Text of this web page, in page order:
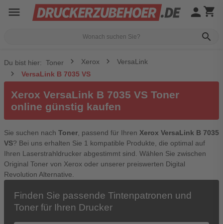
menu
search
person shopping_cart
Du bist hier: Toner Xerox
VersaLink
VersaLink B 7035 VS
Xerox VersaLink B 7035 VS Toner
online günstig kaufen
Sie suchen nach Toner, passend für Ihren Xerox VersaLink B 7035
VS? Bei uns erhalten Sie 1 kompatible Produkte, die optimal auf
Ihren Laserstrahldrucker abgestimmt sind. Wählen Sie zwischen
Original Toner von Xerox oder unserer preiswerten Digital
Revolution Alternative.
Finden Sie passende Tintenpatronen und
Toner für Ihren Drucker